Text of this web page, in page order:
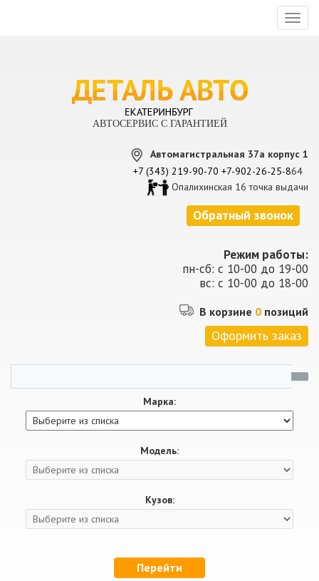
АВТОСЕРВИС С ГАРАНТИЕЙ
Автомагистральная 37а корпус 1
+7 (343) 219-90-70 +7-902-26-25-864
Опалихинская 16 точка выдачи
Обратный звонок
Режим работы:
пн-сб: с 10-00 до 19-00
вс: с 10-00 до 18-00
В корзине 0 позиций
Оформить заказ
Марка:
Модель:
Кузов:
Перейти